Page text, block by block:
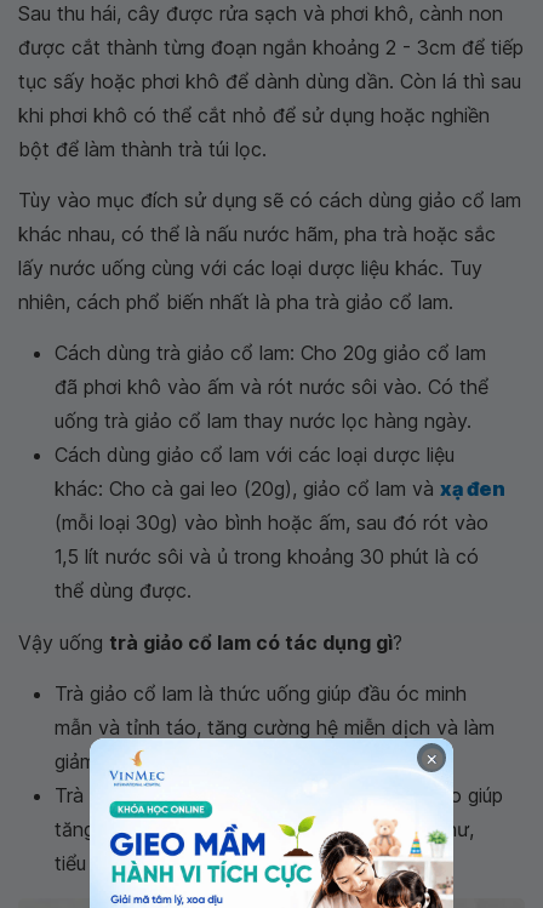
Sau thu hái, cây được rửa sạch và phơi khô, cành non
được cắt thành từng đoạn ngắn khoảng 2 - 3cm để tiếp
tục sấy hoặc phơi khô để dành dùng dần. Còn lá thì sau
khi phơi khô có thể cắt nhỏ để sử dụng hoặc nghiền
bột để làm thành trà túi lọc.
Tùy vào mục đích sử dụng sẽ có cách dùng giảo cổ lam
khác nhau, có thể là nấu nước hãm, pha trà hoặc sắc
lấy nước uống cùng với các loại dược liệu khác. Tuy
nhiên, cách phổ biến nhất là pha trà giảo cổ lam.
Cách dùng trà giảo cổ lam: Cho 20g giảo cổ lam
đã phơi khô vào ấm và rót nước sôi vào. Có thể
uống trà giảo cổ lam thay nước lọc hàng ngày.
Cách dùng giảo cổ lam với các loại dược liệu
khác: Cho cà gai leo (20g), giảo cổ lam và xạ đen
(mỗi loại 30g) vào bình hoặc ấm, sau đó rót vào
1,5 lít nước sôi và ủ trong khoảng 30 phút là có
thể dùng được.
Vậy uống trà giảo cổ lam có tác dụng gì?
Trà giảo cổ lam là thức uống giúp đầu óc minh
mẫn và tỉnh táo, tăng cường hệ miễn dịch và làm
giảm cholesterol trong máu.
Trà giảo cổ lam cùng với xạ đen và cà gai leo giúp
tăng cường hệ miễn dịch, phòng bệnh ung thư,
tiểu đường,viêm gan, ...
×